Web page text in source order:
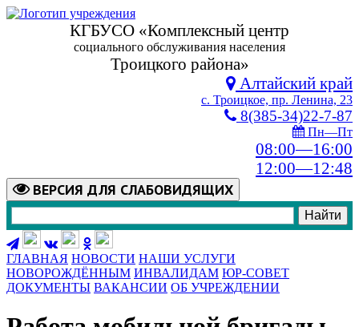
КГБУСО «Комплексный центр
социального обслуживания населения
Троицкого района»
Алтайский край
с. Троицкое, пр. Ленина, 23
8(385-34)22-7-87
Пн—Пт
08:00—16:00
12:00—12:48
ВЕРСИЯ ДЛЯ СЛАБОВИДЯЩИХ
ГЛАВНАЯ НОВОСТИ НАШИ УСЛУГИ
НОВОРОЖДЁННЫМ ИНВАЛИДАМ ЮР-СОВЕТ
ДОКУМЕНТЫ ВАКАНСИИ ОБ УЧРЕЖДЕНИИ